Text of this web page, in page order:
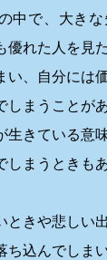
中で、大き
優れた人を見
い、自分には
しまうことが
生きている意
しまうときも
ときや悲しい
ち込んでしま